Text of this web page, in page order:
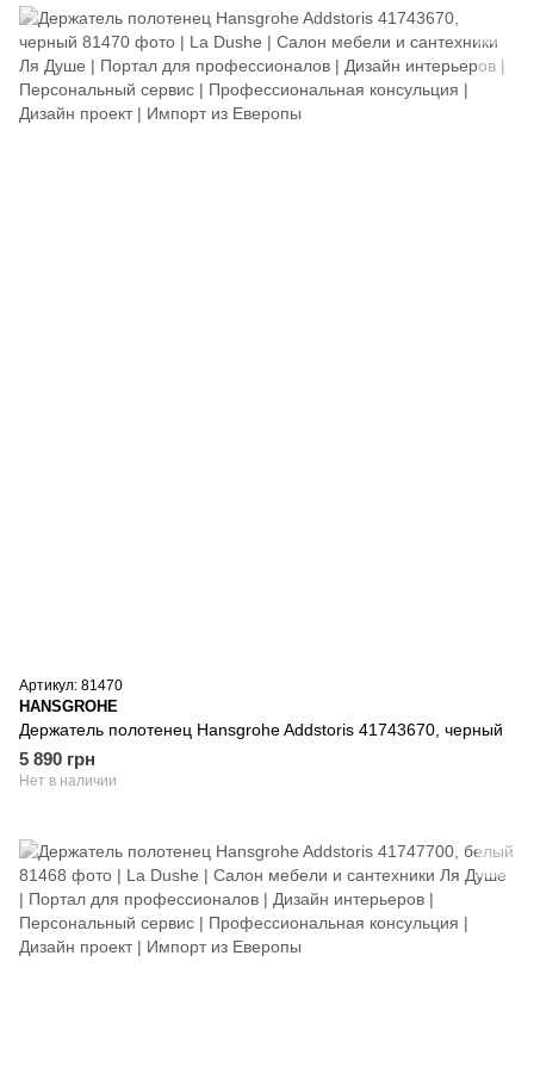
Артикул: 81470
HANSGROHE
Держатель полотенец Hansgrohe Addstoris 41743670, черный
5 890 грн
Нет в наличии